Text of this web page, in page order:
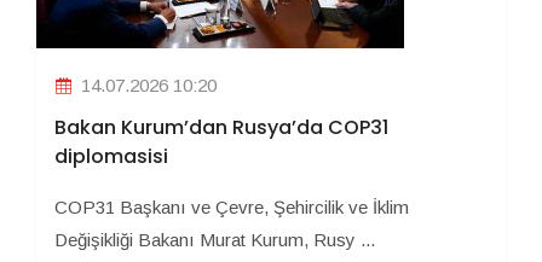
14.07.2026 10:20
Bakan Kurum’dan Rusya’da COP31
diplomasisi
COP31 Başkanı ve Çevre, Şehircilik ve İklim
Değişikliği Bakanı Murat Kurum, Rusy ...